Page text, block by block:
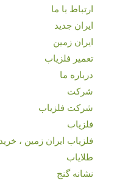
ارتباط با ما
ایران جدید
ایران زمین
تعمیر فلزیاب
درباره ما
شرکت
شرکت فلزیاب
فلزیاب
فلزیاب ایران زمین ،
طلایاب
نشانه گنج